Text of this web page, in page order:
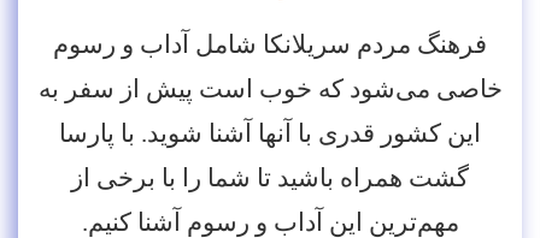
فرهنگ مردم سریلانکا شامل آداب و رسوم
خاصی می‌شود که خوب است پیش از سفر به
این کشور قدری با آنها آشنا شوید. با پارسا
گشت همراه باشید تا شما را با برخی از
مهم‌ترین این آداب و رسوم آشنا کنیم.